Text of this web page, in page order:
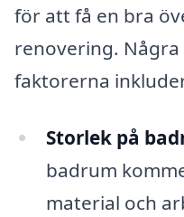
för att få en bra
renovering.
faktorerna
Storlek på
badrum
material och